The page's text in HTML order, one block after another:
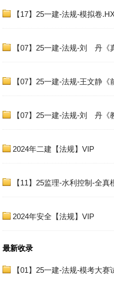
【17】25一建-法规-模拟卷
【07】25一建-法规-刘 丹《
【07】25一建-法规-王文静
【07】25一建-法规-刘 丹《
2024年二建【法规】VIP
【11】25监理-水利控制-全真
2024年安全【法规】VIP
最新收录
【01】25一建-法规-模考大赛